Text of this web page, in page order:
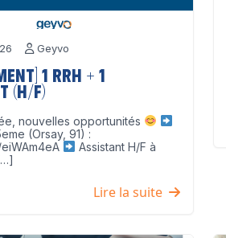
Geyvo
1 RRH + 1
(H/F)
nouvelles opportunités
(Orsay, 91) :
Assistant H/F à
Lire la suite